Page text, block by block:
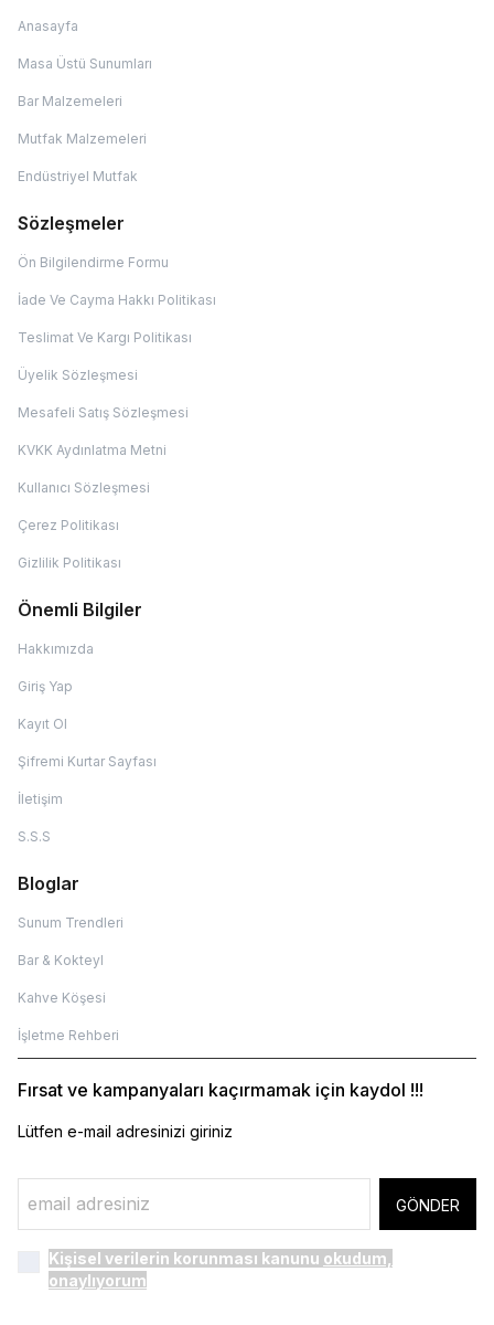
Anasayfa
Masa Üstü Sunumları
Bar Malzemeleri
Mutfak Malzemeleri
Endüstriyel Mutfak
Sözleşmeler
Ön Bilgilendirme Formu
İade Ve Cayma Hakkı Politikası
Teslimat Ve Kargı Politikası
Üyelik Sözleşmesi
Mesafeli Satış Sözleşmesi
KVKK Aydınlatma Metni
Kullanıcı Sözleşmesi
Çerez Politikası
Gizlilik Politikası
Önemli Bilgiler
Hakkımızda
Giriş Yap
Kayıt Ol
Şifremi Kurtar Sayfası
İletişim
S.S.S
Bloglar
Sunum Trendleri
Bar & Kokteyl
Kahve Köşesi
İşletme Rehberi
Fırsat ve kampanyaları kaçırmamak için kaydol !!!
Lütfen e-mail adresinizi giriniz
GÖNDER
Kişisel verilerin korunması kanunu okudum,
onaylıyorum